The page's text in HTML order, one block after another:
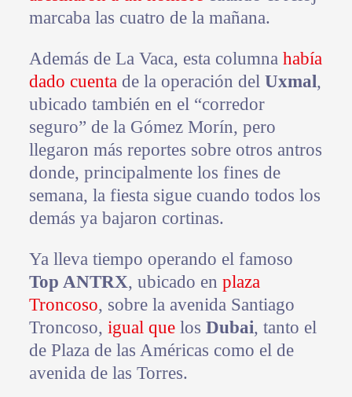
marcaba las cuatro de la mañana.
Además de La Vaca, esta columna había
dado cuentade la operación del Uxmal,
ubicado también en el “corredor
seguro” de la Gómez Morín, pero
llegaron más reportes sobre otros antros
donde, principalmente los fines de
semana, la fiesta sigue cuando todos los
demás ya bajaron cortinas.
Ya lleva tiempo operando el famoso
Top ANTRX, ubicado en plaza
Troncoso, sobre la avenida Santiago
Troncoso, igual quelos Dubai, tanto el
de Plaza de las Américas como el de
avenida de las Torres.